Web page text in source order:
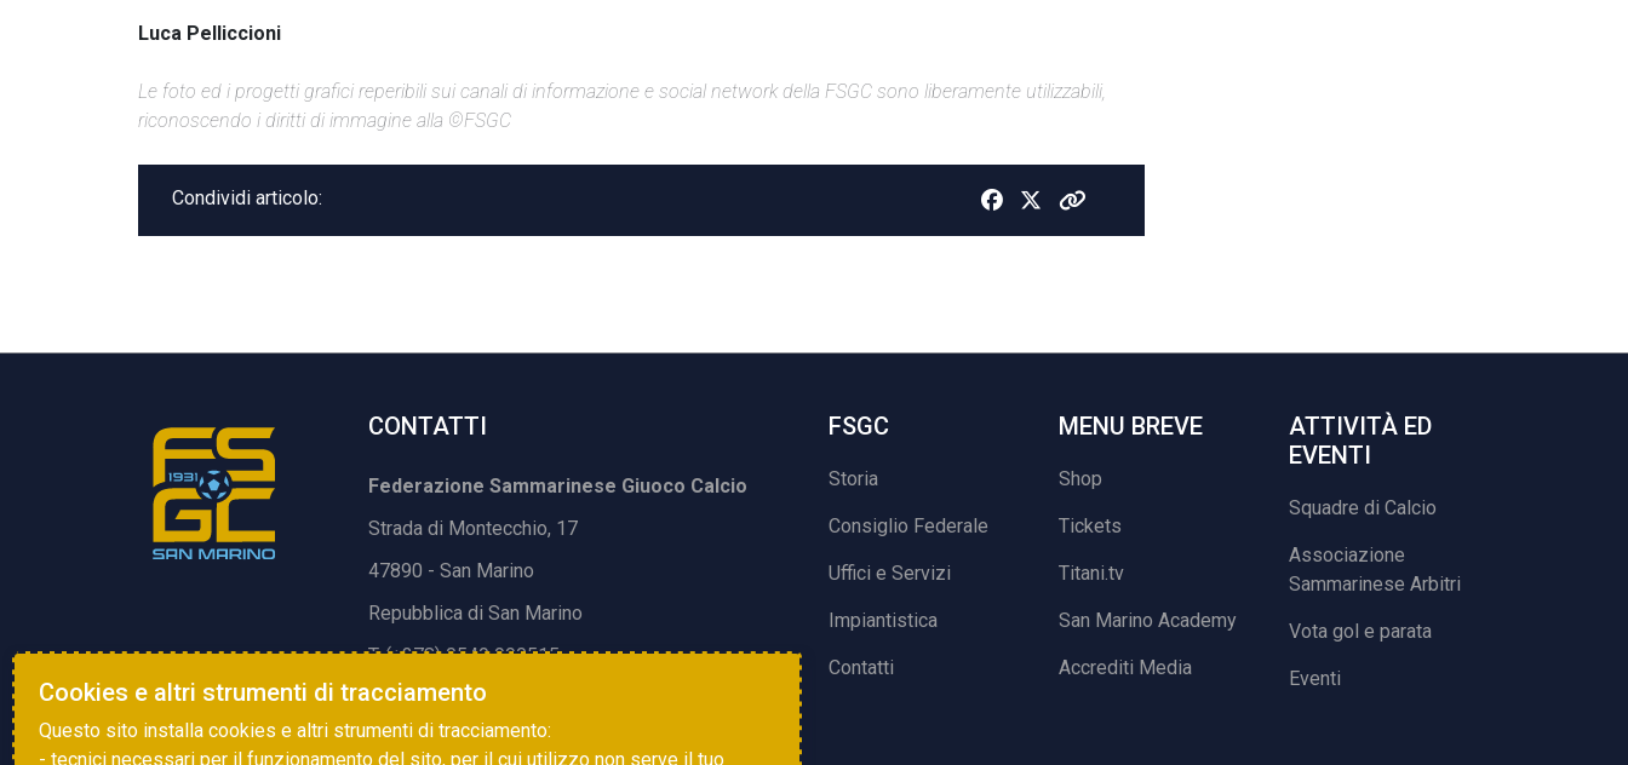
Luca Pelliccioni
Le foto ed i progetti grafici reperibili sui canali di informazione e social network della FSGC sono liberamente utilizzabili,
riconoscendo i diritti di immagine alla ©FSGC
Condividi articolo:
CONTATTI
Federazione Sammarinese Giuoco Calcio
Strada di Montecchio, 17
47890 - San Marino
Repubblica di San Marino
T. (+378) 0549 990515
E.info@fsgc.sm
FSGC
Storia
Consiglio Federale
Uffici e Servizi
Impiantistica
Contatti
MENU BREVE
Shop
Tickets
Titani.tv
San Marino Academy
Accrediti Media
ATTIVITÀ ED
EVENTI
Squadre di Calcio
Associazione
Sammarinese Arbitri
Vota gol e parata
Eventi
Cookies e altri strumenti di tracciamento
Questo sito installa cookies e altri strumenti di tracciamento:
- tecnici necessari per il funzionamento del sito, per il cui utilizzo non serve il tuo